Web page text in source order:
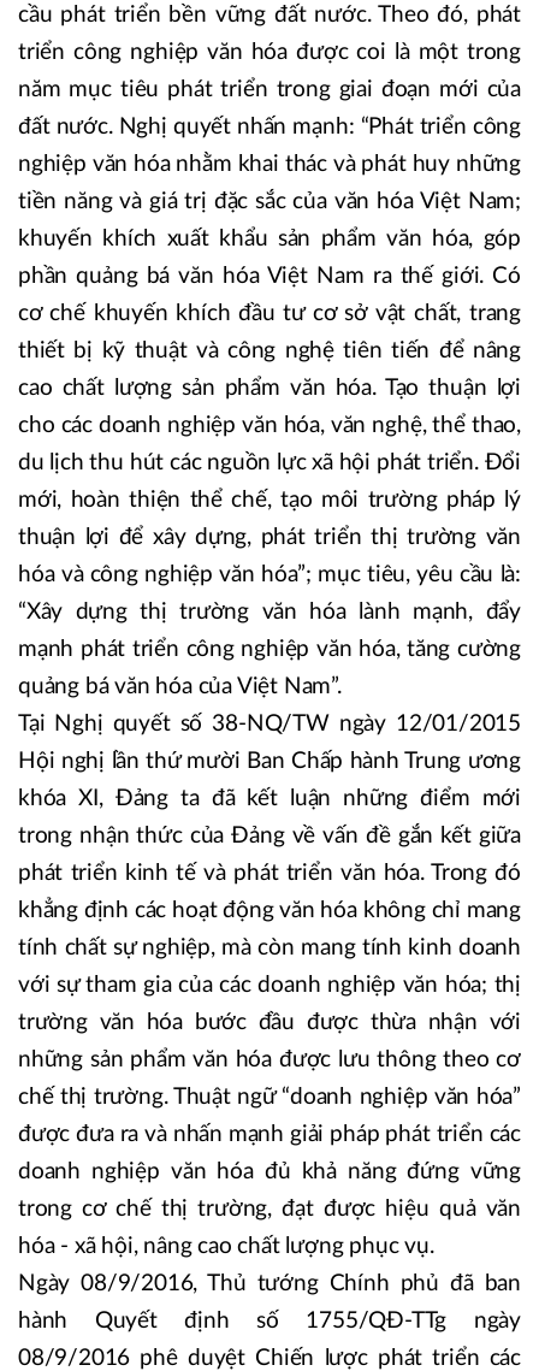
cầu phát triển bền vững đất nước. Theo đó, phát
triển công nghiệp văn hóa được coi là một trong
năm mục tiêu phát triển trong giai đoạn mới của
đất nước. Nghị quyết nhấn mạnh: “Phát triển công
nghiệp văn hóa nhằm khai thác và phát huy những
tiền năng và giá trị đặc sắc của văn hóa Việt Nam;
khuyến khích xuất khẩu sản phẩm văn hóa, góp
phần quảng bá văn hóa Việt Nam ra thế giới. Có
cơ chế khuyến khích đầu tư cơ sở vật chất, trang
thiết bị kỹ thuật và công nghệ tiên tiến để nâng
cao chất lượng sản phẩm văn hóa. Tạo thuận lợi
cho các doanh nghiệp văn hóa, văn nghệ, thể thao,
du lịch thu hút các nguồn lực xã hội phát triển. Đổi
mới, hoàn thiện thể chế, tạo môi trường pháp lý
thuận lợi để xây dựng, phát triển thị trường văn
hóa và công nghiệp văn hóa”; mục tiêu, yêu cầu là:
“Xây dựng thị trường văn hóa lành mạnh, đẩy
mạnh phát triển công nghiệp văn hóa, tăng cường
quảng bá văn hóa của Việt Nam”.
Tại Nghị quyết số 38-NQ/TW ngày 12/01/2015
Hội nghị lần thứ mười Ban Chấp hành Trung ương
khóa XI, Đảng ta đã kết luận những điểm mới
trong nhận thức của Đảng về vấn đề gắn kết giữa
phát triển kinh tế và phát triển văn hóa. Trong đó
khẳng định các hoạt động văn hóa không chỉ mang
tính chất sự nghiệp, mà còn mang tính kinh doanh
với sự tham gia của các doanh nghiệp văn hóa; thị
trường văn hóa bước đầu được thừa nhận với
những sản phẩm văn hóa được lưu thông theo cơ
chế thị trường. Thuật ngữ “doanh nghiệp văn hóa”
được đưa ra và nhấn mạnh giải pháp phát triển các
doanh nghiệp văn hóa đủ khả năng đứng vững
trong cơ chế thị trường, đạt được hiệu quả văn
hóa - xã hội, nâng cao chất lượng phục vụ.
Ngày 08/9/2016, Thủ tướng Chính phủ đã ban
hành Quyết định số 1755/QĐ-TTg ngày
08/9/2016 phê duyệt Chiến lược phát triển các